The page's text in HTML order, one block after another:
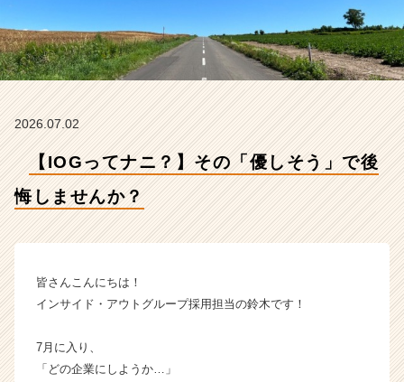
ア
ウ
ト
プ
の
|
2026.07.02
【IOGってナニ？】その「優しそう」で後
悔しませんか？
皆さんこんにちは！
インサイド・アウトグループ採用担当の鈴木です！
7月に入り、
「どの企業にしようか…」